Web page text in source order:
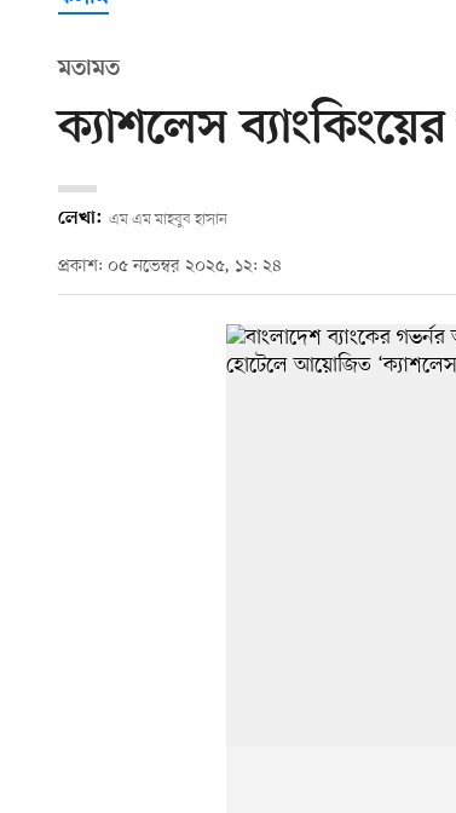
মতামত
ক্যাশলেস
লেখা: এম এম মাহবুব হাসান
প্রকাশ: ০৫ নভেম্বর ২০২৫, ১২: ২৪